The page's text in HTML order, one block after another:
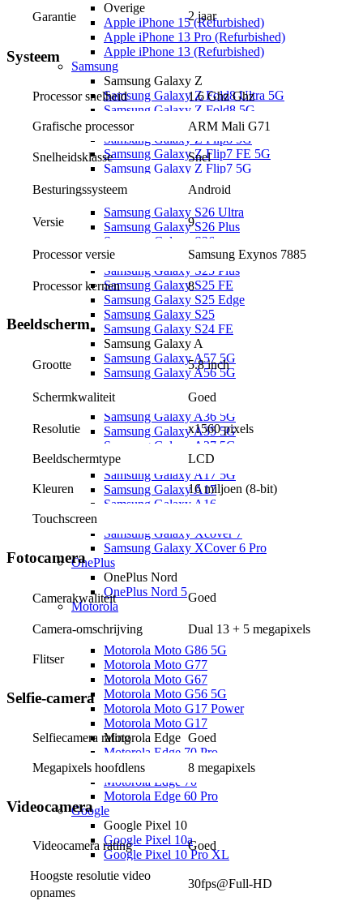
Overige
Apple iPhone 15 (Refurbished)
Apple iPhone 13 Pro (Refurbished)
Apple iPhone 13 (Refurbished)
Samsung
Samsung Galaxy Z
Samsung Galaxy Z Fold8 Ultra 5G
Samsung Galaxy Z Fold8 5G
Samsung Galaxy Z Fold7 5G
Samsung Galaxy Z Flip8 5G
Samsung Galaxy Z Flip7 FE 5G
Samsung Galaxy Z Flip7 5G
Samsung Galaxy S
Samsung Galaxy S26 Serie
Samsung Galaxy S26 Ultra
Samsung Galaxy S26 Plus
Samsung Galaxy S26
Samsung Galaxy S25 Ultra
Samsung Galaxy S25 Plus
Samsung Galaxy S25 FE
Samsung Galaxy S25 Edge
Samsung Galaxy S25
Samsung Galaxy S24 FE
Samsung Galaxy A
Samsung Galaxy A57 5G
Samsung Galaxy A56 5G
Samsung Galaxy A37 5G
Samsung Galaxy A36 5G
Samsung Galaxy A35 5G
Samsung Galaxy A27 5G
Samsung Galaxy A26 5G
Samsung Galaxy A17 5G
Samsung Galaxy A17
Samsung Galaxy A16
Samsung Galaxy Xcover 7
Samsung Galaxy XCover 6 Pro
OnePlus
OnePlus Nord
OnePlus Nord 5
Motorola
Motorola Moto G87 5G
Motorola Moto G86 5G
Motorola Moto G77
Motorola Moto G67
Motorola Moto G56 5G
Motorola Moto G17 Power
Motorola Moto G17
Motorola Edge
Motorola Edge 70 Pro
Motorola Edge 70 Fusion
Motorola Edge 70
Motorola Edge 60 Pro
Google
Google Pixel 10
Google Pixel 10a
Google Pixel 10 Pro XL
Google Pixel 10 Pro
Google Pixel 10
Garantie 2 jaar
Systeem
Processor snelheid 1.6 Ghz Ghz
Grafische processor ARM Mali G71
Snelheidsklasse Snel
Besturingssysteem Android
Versie 9
Processor versie Samsung Exynos 7885
Processor kernen 8
Beeldscherm
Grootte 5.8 inch
Schermkwaliteit Goed
Resolutie x1560 pixels
Beeldschermtype LCD
Kleuren 16 miljoen (8-bit)
Touchscreen
Fotocamera
Camerakwaliteit Goed
Camera-omschrijving Dual 13 + 5 megapixels
Flitser
Selfie-camera
Selfiecamera rating Goed
Megapixels hoofdlens 8 megapixels
Videocamera
Videocamera rating Goed
Hoogste resolutie video
opnames
30fps@Full-HD